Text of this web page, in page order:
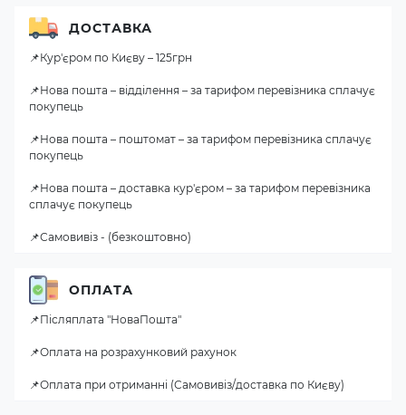
ДОСТАВКА
📌Кур'єром по Києву – 125грн
📌Нова пошта – відділення – за тарифом перевізника сплачує
покупець
📌Нова пошта – поштомат – за тарифом перевізника сплачує
покупець
📌Нова пошта – доставка кур'єром – за тарифом перевізника
сплачує покупець
📌Самовивіз - (безкоштовно)
ОПЛАТА
📌Післяплата "НоваПошта"
📌Оплата на розрахунковий рахунок
📌Оплата при отриманні (Самовивіз/доставка по Києву)